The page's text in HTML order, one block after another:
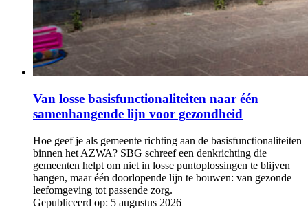
Van losse basisfunctionaliteiten naar één
samenhangende lijn voor gezondheid
Hoe geef je als gemeente richting aan de basisfunctionaliteiten
binnen het AZWA? SBG schreef een denkrichting die
gemeenten helpt om niet in losse puntoplossingen te blijven
hangen, maar één doorlopende lijn te bouwen: van gezonde
leefomgeving tot passende zorg.
Gepubliceerd op: 5 augustus 2026